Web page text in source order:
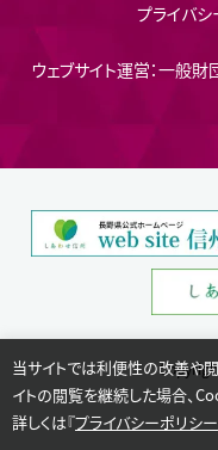
プライバ
ウェブサイト運営：一般
当サイトでは利便性の改善や
イトの閲覧を継続した場合、
詳しくは『プライバシーポリシー